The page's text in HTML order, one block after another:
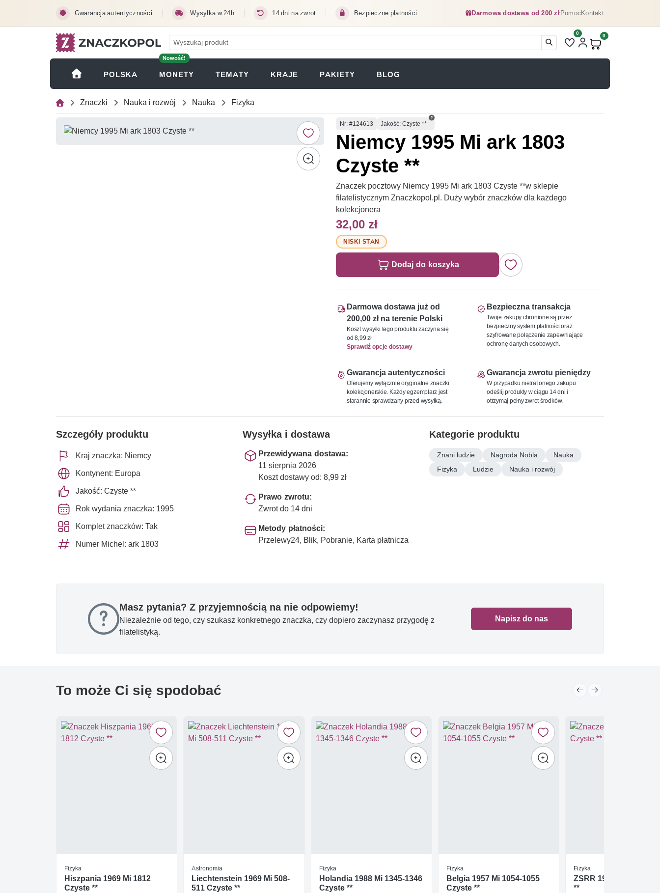
Gwarancja autentyczności Wysyłka w 24h 14 dni na zwrot Bezpieczne płatności Darmowa dostawa od 200 złPomocKontakt
Liczba pozycji na liście
0
Produkty w koszyku:
0
POLSKA
Nowość!
MONETY (OTWIERA SIĘ W NOWEJ KARCIE)
TEMATY KRAJE PAKIETY BLOG
Znaczki Nauka i rozwój Nauka Fizyka
Numer
Nr: #124613 Jakość: Czyste **
Niemcy 1995 Mi ark 1803
Czyste **
Znaczek pocztowy Niemcy 1995 Mi ark 1803 Czyste **w sklepie
filatelistycznym Znaczkopol.pl. Duży wybór znaczków dla każdego
kolekcjonera
32,00 zł
NISKI STAN
Dodaj do koszyka
Darmowa dostawa już od
200,00 zł na terenie Polski
Koszt wysyłki tego produktu zaczyna się
od 8,99 zł
Sprawdź opcje dostawy
Bezpieczna transakcja
Twoje zakupy chronione są przez
bezpieczny system płatności oraz
szyfrowane połączenie zapewniające
ochronę danych osobowych.
Gwarancja autentyczności
Oferujemy wyłącznie oryginalne znaczki
kolekcjonerskie. Każdy egzemplarz jest
starannie sprawdzany przed wysyłką.
Gwarancja zwrotu pieniędzy
W przypadku nietrafionego zakupu
odeślij produkty w ciągu 14 dni i
otrzymaj pełny zwrot środków.
Szczegóły produktu
Kraj znaczka: Niemcy
Kontynent: Europa
Jakość: Czyste **
Rok wydania znaczka: 1995
Komplet znaczków: Tak
Numer Michel: ark 1803
Wysyłka i dostawa
Przewidywana dostawa:
11 sierpnia 2026
Koszt dostawy od: 8,99 zł
Prawo zwrotu:
Zwrot do 14 dni
Metody płatności:
Przelewy24, Blik, Pobranie, Karta płatnicza
Kategorie produktu
Znani ludzie Nagroda Nobla
Nauka
Fizyka
Ludzie Nauka i rozwój
Masz pytania? Z przyjemnością na nie odpowiemy!
Niezależnie od tego, czy szukasz konkretnego znaczka, czy dopiero zaczynasz przygodę z
filatelistyką.
Napisz do nas
To może Ci się spodobać
Fizyka
Hiszpania 1969 Mi 1812
Czyste **
Astronomia
Liechtenstein 1969 Mi 508-
511 Czyste **
Fizyka
Holandia 1988 Mi 1345-1346
Czyste **
Fizyka
Belgia 1957 Mi 1054-1055
Czyste **
Fizyka
ZSRR 1974 Mi 4208
**